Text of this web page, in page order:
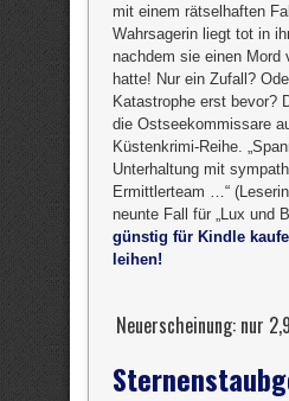
mit einem rätselhaften
Wahrsagerin liegt tot in
nachdem sie einen Mord
hatte! Nur ein Zufall?
Katastrophe erst bevor?
die Ostseekommissare
Küstenkrimi-Reihe.
Unterhaltung mit
Ermittlerteam …“
neunte Fall für „Lux und
günstig für Kindle
leihen!
Neuerscheinung: nur